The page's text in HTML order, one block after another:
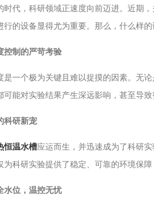
时代，科研领域正速度向前迈进。近期
行的设备显得尤为重要。那么，什么样
控制的严苛考验
是一个极为关键且难以捉摸的因素。无
可能对实验结果产生深远影响，甚至导
科研新宠
恒温水槽应运而生，并迅速成为了科研
为科研实验提供了稳定、可靠的环境保
水位，温控无忧